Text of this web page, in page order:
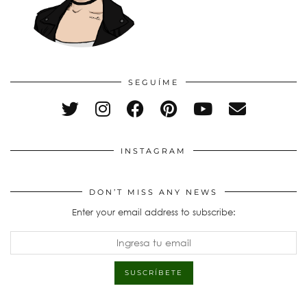
SEGUÍME
INSTAGRAM
DON’T MISS ANY NEWS
Enter your email address to subscribe: